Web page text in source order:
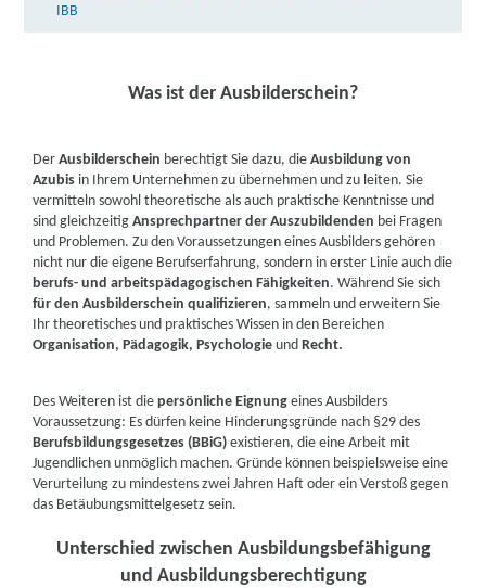
IBB
Was ist der Ausbilderschein?
DerAusbilderschein berechtigt Sie dazu, die Ausbildung von
Azubis in Ihrem Unternehmen zu übernehmen und zu leiten. Sie
vermitteln sowohl theoretische als auch praktische Kenntnisse und
sind gleichzeitigAnsprechpartner der Auszubildenden bei Fragen
und Problemen. Zu den Voraussetzungen eines Ausbilders gehören
nicht nur die eigene Berufserfahrung, sondern in erster Linie auch die
berufs- und arbeitspädagogischen Fähigkeiten. Während Sie sich
für den Ausbilderschein qualifizieren, sammeln und erweitern Sie
Ihr theoretisches und praktisches Wissen in den Bereichen
Organisation, Pädagogik, Psychologie und Recht.
Des Weiteren ist diepersönliche Eignung eines Ausbilders
Voraussetzung: Es dürfen keine Hinderungsgründe nach §29 des
Berufsbildungsgesetzes (BBiG) existieren, die eine Arbeit mit
Jugendlichen unmöglich machen. Gründe können beispielsweise eine
Verurteilung zu mindestens zwei Jahren Haft oder ein Verstoß gegen
das Betäubungsmittelgesetz sein.
Unterschied zwischen Ausbildungsbefähigung
und Ausbildungsberechtigung